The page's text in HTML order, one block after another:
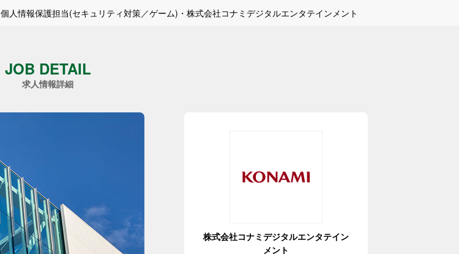
個人情報保護担当(セキュリティ対策／ゲーム)・株式会社コナミデジタルエンタテインメント
JOB DETAIL
求人情報詳細
株式会社コナミデジタルエンタテイン
メント